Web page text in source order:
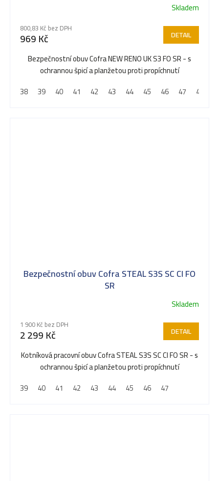
hodnocení
produktu
je
5,0
hvězdiček.
Skladem
800,83 Kč bez DPH
969 Kč DETAIL
Bezpečnostní obuv Cofra NEW RENO UK S3 FO SR - s
ochrannou špicí a planžetou proti propíchnutí
38
39 40 41 42 43 44 45 46 47 48
Bezpečnostní obuv Cofra STEAL S3S SC CI FO
SR
hodnocení
produktu
je
5,0
hvězdiček.
Skladem
1 900 Kč bez DPH
2 299 Kč DETAIL
Kotníková pracovní obuv Cofra STEAL S3S SC CI FO SR - s
ochrannou špicí a planžetou proti propíchnutí
39
40 41 42 43 44 45 46 47